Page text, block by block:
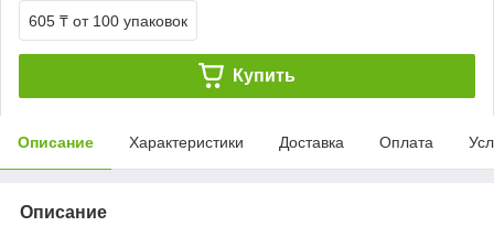
605 ₸ от 100 упаковок
Купить
Описание Характеристики Доставка Оплата
Описание